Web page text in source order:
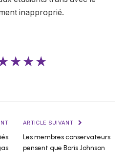
inapproprié.
ARTICLE SUIVANT
Les membres conservateurs
pensent que Boris Johnson